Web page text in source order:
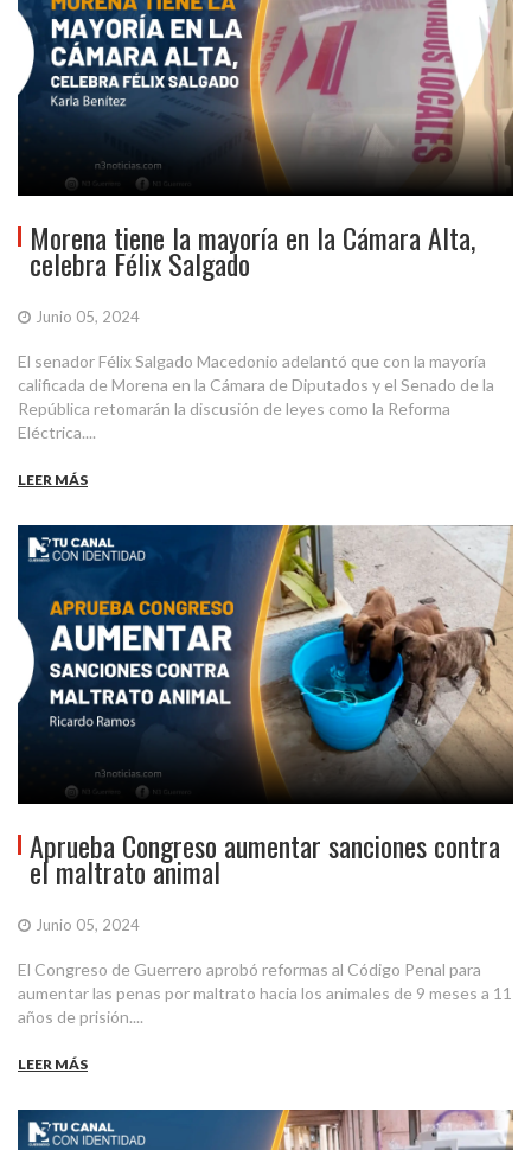
Morena tiene la mayoría en la Cámara Alta,
celebra Félix Salgado
Junio 05, 2024
El senador Félix Salgado Macedonio adelantó que con la mayoría
calificada de Morena en la Cámara de Diputados y el Senado de la
República retomarán la discusión de leyes como la Reforma
Eléctrica....
LEER MÁS
Aprueba Congreso aumentar sanciones contra
el maltrato animal
Junio 05, 2024
El Congreso de Guerrero aprobó reformas al Código Penal para
aumentar las penas por maltrato hacia los animales de 9 meses a 11
años de prisión....
LEER MÁS